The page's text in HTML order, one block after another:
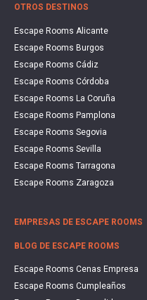
OTROS DESTINOS
Escape Rooms Alicante
Escape Rooms Burgos
Escape Rooms Cádiz
Escape Rooms Córdoba
Escape Rooms La Coruña
Escape Rooms Pamplona
Escape Rooms Segovia
Escape Rooms Sevilla
Escape Rooms Tarragona
Escape Rooms Zaragoza
EMPRESAS DE ESCAPE ROOMS
BLOG DE ESCAPE ROOMS
Escape Rooms Cenas Empresa
Escape Rooms Cumpleaños